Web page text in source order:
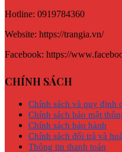
Hotline: 0919784360
Website: https://trangia.vn/
Facebook: https://
CHÍNH SÁCH
Chính sách và quy định
Chính sách bảo mật
Chính sách bảo hành
Chính sách đổi trả và
Thông tin thanh toán